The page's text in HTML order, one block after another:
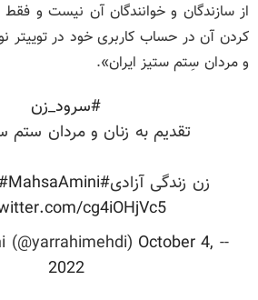
از سازندگان و خوانندگان آن نیست و
کردن آن در حساب کاربری خود در توییتر
و مردان سِتم ستيز ایران».
#سرود_زن
تقديم به زنان و مردان ستم
‌زن زندگى آزادى#MahsaAmini
cg4iOHjVc5
-- Mehdi Yarrahi (@yarrahimehdi)
October 4,
2022